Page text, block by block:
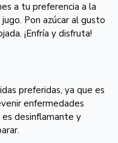
a tu preferencia a la
Pon azúcar al gusto
¡Enfría y disfruta!
preferidas, ya que es
enfermedades
es desinflamante y